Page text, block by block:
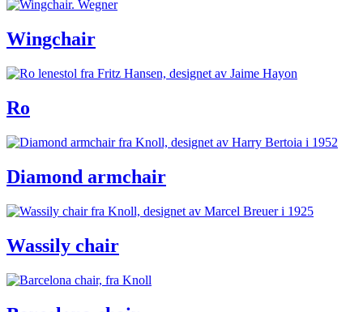
Wingchair
Ro
Diamond armchair
Wassily chair